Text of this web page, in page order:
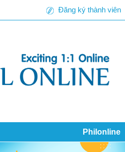
Đăng ký thành viên
Philonline